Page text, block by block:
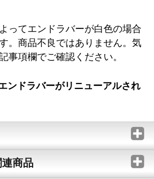
ってエンドラバーが白色の場合
。商品不良ではありません。気
事項欄でご確認ください。
ンドラバーがリニューアルされ
商品